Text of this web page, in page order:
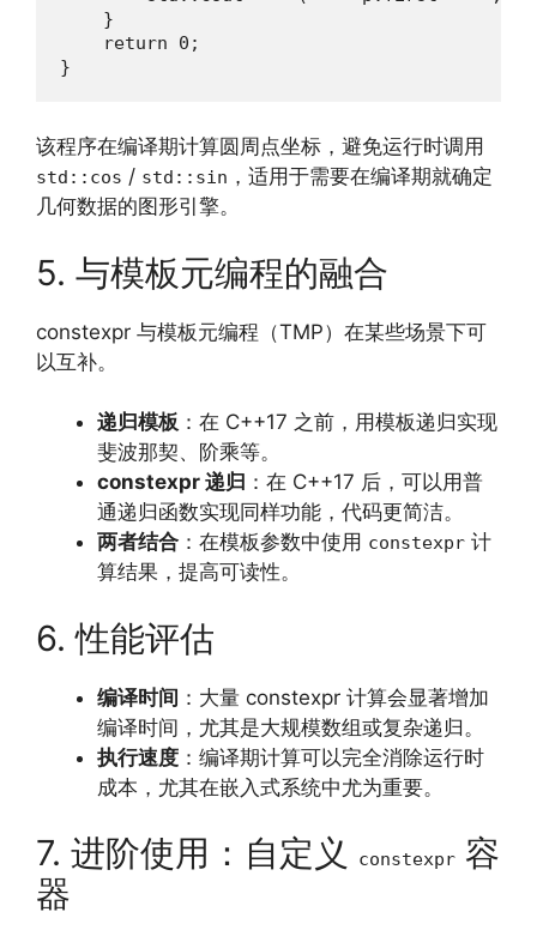
    }
    return 0;
}
该程序在编译期计算圆周点坐标，避免运行时调用
std::cos / std::sin ，适用于需要在编译期就确定
几何数据的图形引擎。
5. 与模板元编程的融合
constexpr 与模板元编程（TMP）在某些场景下可
以互补。
递归模板 ：在 C++17 之前，用模板递归实现
斐波那契、阶乘等。
constexpr 递归 ：在 C++17 后，可以用普
通递归函数实现同样功能，代码更简洁。
两者结合 ：在模板参数中使用 constexpr 计
算结果，提高可读性。
6. 性能评估
编译时间 ：大量 constexpr 计算会显著增加
编译时间，尤其是大规模数组或复杂递归。
执行速度 ：编译期计算可以完全消除运行时
成本，尤其在嵌入式系统中尤为重要。
7. 进阶使用：自定义 constexpr 容
器